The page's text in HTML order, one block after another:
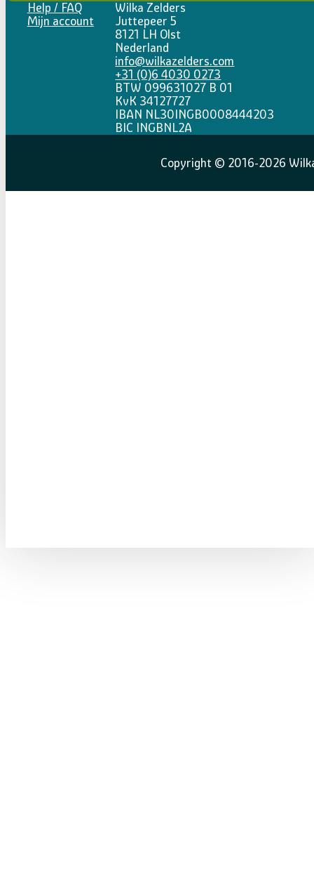
Help / FAQ
Mijn account
Wilka Zelders
Juttepeer 5
8121 LH Olst
Nederland
info@wilkazelders.com
+31 (0)6 4030 0273
BTW 099631027 B 01
KvK 34127727
IBAN NL30INGB0008444203
BIC INGBNL2A
Copyright © 2016-2026